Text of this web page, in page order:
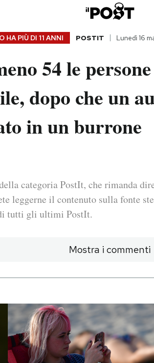
HA PIÙ DI 11 ANNI POSTIT Lunedì 16
54 le
dopo che un
in un burrone
categoria PostIt, che rimanda
leggerne il contenuto sulla fonte
tutti gli ultimi PostIt.
Mostra i commenti